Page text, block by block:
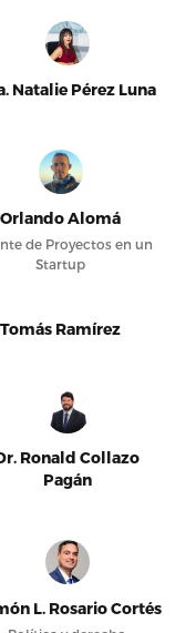
Natalie Pérez Luna
Orlando Alomá
de Proyectos en un
Startup
Tomás Ramírez
Ronald Collazo
Pagán
L. Rosario Cortés